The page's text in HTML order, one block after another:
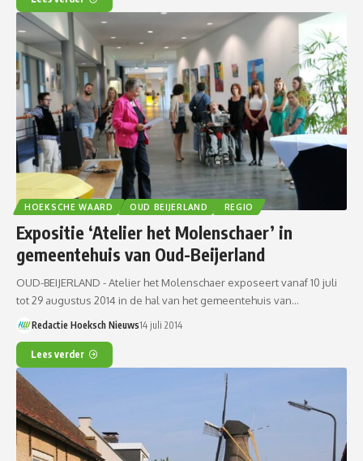
HOEKSCHE WAARD OUD BEIJERLAND REGIO
Expositie ‘Atelier het Molenschaer’ in
gemeentehuis van Oud-Beijerland
OUD-BEIJERLAND - Atelier het Molenschaer exposeert vanaf 10 juli
tot 29 augustus 2014 in de hal van het gemeentehuis van…
Redactie Hoeksch Nieuws14 juli 2014
Lees verder